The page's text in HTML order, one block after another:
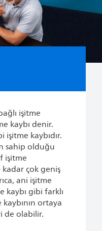
işitme
kaybı denir.
kaybıdır.
sahip olduğu
işitme
çok geniş
ani işitme
kaybı gibi farklı
ortaya
de olabilir.